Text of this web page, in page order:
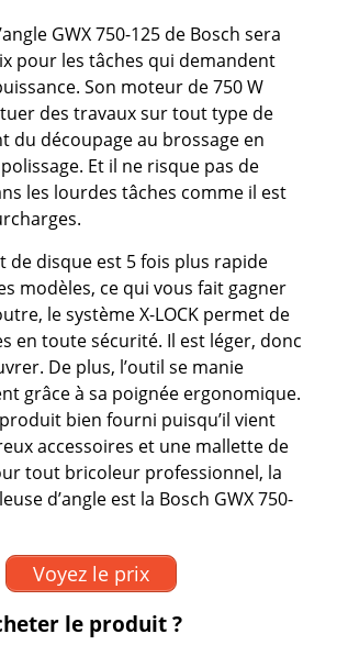
GWX 750-125 de Bosch sera
pour les tâches qui demandent
Son moteur de 750 W
des travaux sur tout type de
du découpage au brossage en
Et il ne risque pas de
les lourdes tâches comme il est
de disque est 5 fois plus rapide
modèles, ce qui vous fait gagner
le système X-LOCK permet de
en toute sécurité. Il est léger, donc
De plus, l’outil se manie
grâce à sa poignée ergonomique.
produit bien fourni puisqu’il vient
accessoires et une mallette de
tout bricoleur professionnel, la
d’angle est la Bosch GWX 750-
Voyez le prix
le produit ?